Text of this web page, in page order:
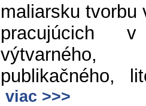
maliarsku tvorbu
pracujúcich
publikačného,
viac >>>